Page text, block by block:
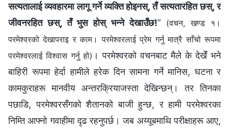
सत्यतालाई व्यवहारमा लागू गर्ने व्यक्ति होइनस्, तँ सत्यतारहित छस्, र
जीवनरहित छस्, तँ भुस होस् भन्‍ने देखाउँछ!” (वचन, खण्ड १।
परमेश्‍वरको देखापराइ र काम। परमेश्‍वरलाई प्रेम गर्नु मात्रै साँचो रूपमा
परमेश्‍वरलाई विश्‍वास गर्नु हो) । परमेश्‍वरको वचनबाट मैले के देखेँ भने
बाहिरी रूपमा हेर्दा हामीले हरेक दिन सामना गर्ने मानिस, घटना र
कामकुराहरू मानवीय अन्तरक्रियाजस्ता देखिन्छन्। तर तिनका
पछाडि, परमेश्‍वरसँगको शैतानको बाजी हुन्छ, र हामी परमेश्‍वरका
निम्ति आफ्नो गवाहीमा दृढ रहनुपर्छ। जब अय्यूबमाथि परीक्षाहरू आए,